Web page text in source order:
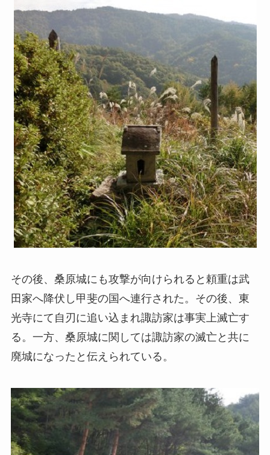
その後、桑原城にも攻撃が向けられると頼重は武
田家へ降伏し甲斐の国へ連行された。その後、東
光寺にて自刃に追い込まれ諏訪家は事実上滅亡す
る。一方、桑原城に関しては諏訪家の滅亡と共に
廃城になったと伝えられている。